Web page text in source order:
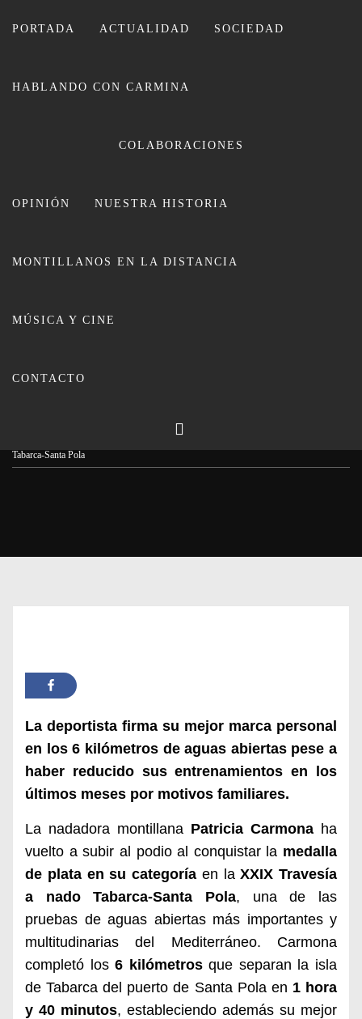
PORTADA ACTUALIDAD SOCIEDAD
HABLANDO CON CARMINA
COLABORACIONES
OPINIÓN NUESTRA HISTORIA
MONTILLANOS EN LA DISTANCIA
MÚSICA Y CINE
CONTACTO
CARMINA LEIVA
La montillana Patricia Carmona
Tabarca-Santa Pola
La deportista firma su mejor marca personal
en los 6 kilómetros de aguas abiertas pese a
haber reducido sus entrenamientos en los
últimos meses por motivos familiares.
La nadadora montillana Patricia Carmona ha
vuelto a subir al podio al conquistar la medalla
de plata en su categoría en laXXIX Travesía
a nado Tabarca-Santa Pola, una de las
pruebas de aguas abiertas más importantes y
multitudinarias del Mediterráneo. Carmona
completó los6 kilómetrosque separan la isla
de Tabarca del puerto de Santa Pola en 1 hora
y 40 minutos, estableciendo además su mejor